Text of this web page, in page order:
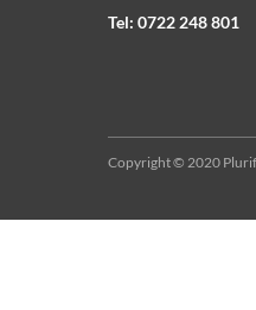
Tel: 0722 248 801
Copyright © 2020